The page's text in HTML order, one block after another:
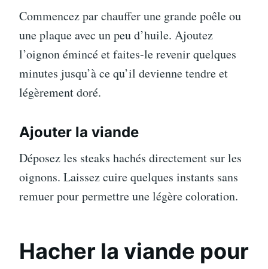
Commencez par chauffer une grande poêle ou
une plaque avec un peu d’huile. Ajoutez
l’oignon émincé et faites-le revenir quelques
minutes jusqu’à ce qu’il devienne tendre et
légèrement doré.
Ajouter la viande
Déposez les steaks hachés directement sur les
oignons. Laissez cuire quelques instants sans
remuer pour permettre une légère coloration.
Hacher la viande pour